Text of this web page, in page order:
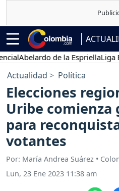
Abelardo de la EspriellaLiga
Actualidad Política
Elecciones
Uribe comienza
para
votantes
Por: María Andrea Suárez •
Lun, 23 Ene 2023 11:38 am